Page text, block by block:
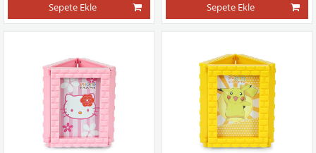
Sepete Ekle Sepete Ekle